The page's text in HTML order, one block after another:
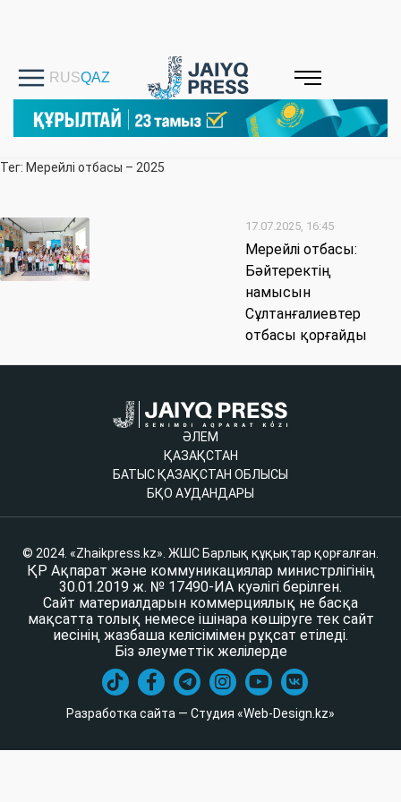
Тег: Мерейлі отбасы – 2025
17.07.2025, 16:45
Мерейлі отбасы:
Бәйтеректің
намысын
Сұлтанғалиевтер
отбасы қорғайды
ӘЛЕМ
ҚАЗАҚСТАН
БАТЫС ҚАЗАҚСТАН ОБЛЫСЫ
БҚО АУДАНДАРЫ
© 2024. «Zhaikpress.kz». ЖШС Барлық құқықтар қорғалған.
ҚР Ақпарат және коммуникациялар министрлігінің
30.01.2019 ж. № 17490-ИА куәлігі берілген.
Сайт материалдарын коммерциялық не басқа
мақсатта толық немесе ішінара көшіруге тек сайт
иесінің жазбаша келісімімен рұқсат етіледі.
Біз әлеуметтік желілерде
Разработка сайта — Студия «Web-Design.kz»